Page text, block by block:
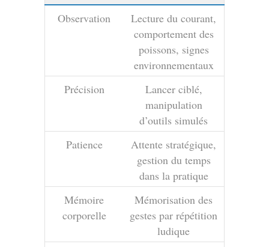
Observation
Lecture du courant,
comportement des
poissons, signes
environnementaux
Précision
Lancer ciblé,
manipulation
d’outils simulés
Patience
Attente stratégique,
gestion du temps
dans la pratique
Mémoire
corporelle
Mémorisation des
gestes par répétition
ludique